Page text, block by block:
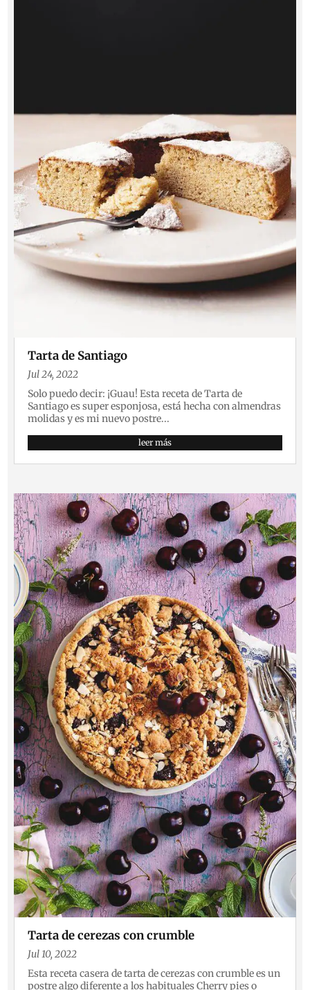
Tarta de Santiago
Jul 24, 2022
Solo puedo decir: ¡Guau! Esta receta de Tarta de
Santiago es super esponjosa, está hecha con almendras
molidas y es mi nuevo postre...
leer más
Tarta de cerezas con crumble
Jul 10, 2022
Esta receta casera de tarta de cerezas con crumble es un
postre algo diferente a los habituales Cherry pies o